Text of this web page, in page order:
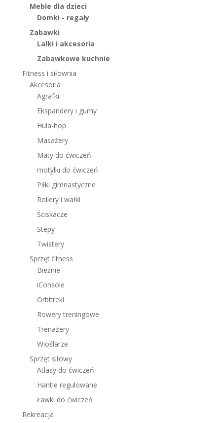
Meble dla dzieci
Domki - regały
Zabawki
Lalki i akcesoria
Zabawkowe kuchnie
Fitness i siłownia
Akcesoria
Agrafki
Ekspandery i gumy
Hula-hop
Masażery
Maty do ćwiczeń
motylki do ćwiczeń
Piłki gimnastyczne
Rollery i wałki
Ściskacze
Stepy
Twistery
Sprzęt fitness
Bieżnie
iConsole
Orbitreki
Rowery treningowe
Trenażery
Wioślarze
Sprzęt siłowy
Atlasy do ćwiczeń
Hantle regulowane
Ławki do ćwiczeń
Rekreacja